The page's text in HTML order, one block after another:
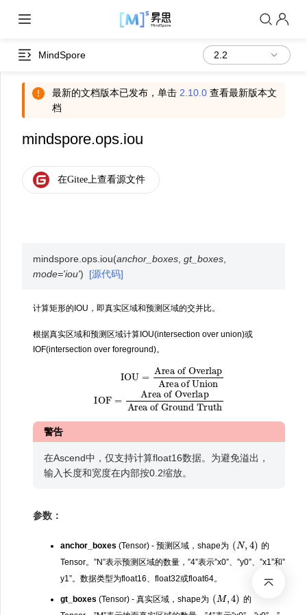
MindSpore
最新的文档版本已发布，单击 2.10.0 查看最新版本文
档
mindspore.ops.iou
mindspore.ops. iou(anchor_boxes ,gt_boxes
mode='iou') [源代码]
计算矩形的IOU，即真实区域和预测区域的交并比。
根据真实区域和预测区域计算IOU(intersection over union)或
IOF(intersection over foreground)。
Area of UnionIOF=Area of Overlap
Area of Ground Truth
警告
在Ascend中，仅支持计算float16数据。为避免溢出，
输入长度和宽度在内部按0.2缩放。
参数：
anchor_boxes (Tensor) - 预测区域，shape为 (N, )
的
Tensor。”N”表示预测区域的数量，”4”表示”x0”、”y0”、”x1”和”
y1”。数据类型为float16、float32或float64。
gt_boxes (Tensor) - 真实区域，shape为 (M, )
的